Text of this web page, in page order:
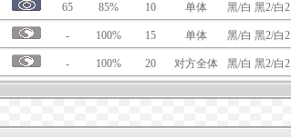
65 85% 10 单体 黑/白 黑2/白2
- 100% 15 单体 黑/白 黑2/白2
- 100% 20 对方全体 黑/白 黑2/白2